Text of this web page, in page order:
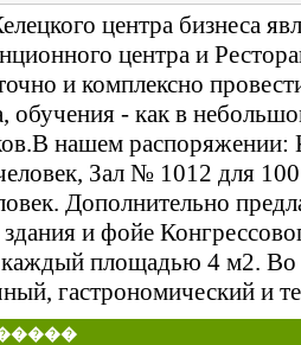
центра бизнеса
центра и
и комплексно
обучения - как в
нашем распоряжении:
Зал № 1012 для
Дополнительно
здания и фойе
каждый площадью 4 м2. Во
гастрономический и